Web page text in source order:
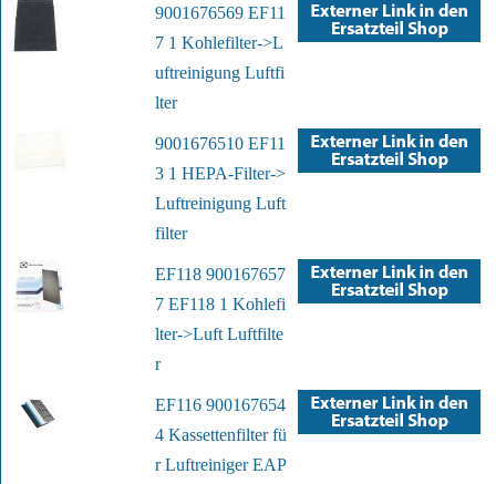
9001676569 EF11
7 1 Kohlefilter->L
uftreinigung Luftfi
lter
9001676510 EF11
3 1 HEPA-Filter->
Luftreinigung Luft
filter
EF118 900167657
7 EF118 1 Kohlefi
lter->Luft Luftfilte
r
EF116 900167654
4 Kassettenfilter fü
r Luftreiniger EAP